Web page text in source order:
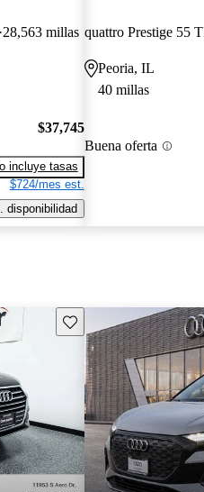
28,563 millas
$37,745
incluye tasas
$724/mes est.
disponibilidad
quattro Prestige 55
Peoria, IL
40 millas
Buena oferta
Guarda este Aviso